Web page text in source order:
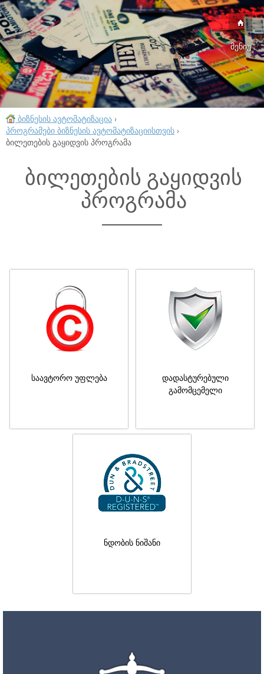
მენიუ
ბიზნესის ავტომატიზაცია ›
პროგრამები ბიზნესის ავტომატიზაციისთვის ›
ბილეთების გაყიდვის პროგრამა
ბილეთების გაყიდვის
პროგრამა
საავტორო უფლება
დადასტურებული
გამომცემელი
ნდობის ნიშანი